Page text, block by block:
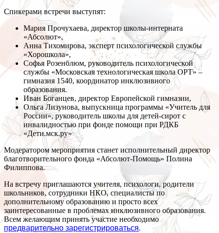
Спикерами встречи выступят:
Мария Прочухаева, директор школы-интерната
«Абсолют»,
Анна Тихомирова, эксперт психологической службы
«Хорошкола»,
Софья Розенблюм, руководитель психологической
службы «Московская технологическая школа ОРТ» –
гимназия 1540, координатор инклюзивного
образования.
Иван Боганцев, директор Европейской гимназии,
Ольга Лизунова, выпускница программы «Учитель для
России», руководитель школы для детей-сирот с
инвалидностью при фонде помощи при РДКБ
«Дети.мск.ру»
Модератором мероприятия станет исполнительный директор
благотворительного фонда «Абсолют-Помощь» Полина
Филиппова.
На встречу приглашаются учителя, психологи, родители
школьников, сотрудники НКО, специалисты по
дополнительному образованию и просто всех
заинтересованные в проблемах инклюзивного образования.
Всем желающим принять участие необходимо
предварительно зарегистрироваться.